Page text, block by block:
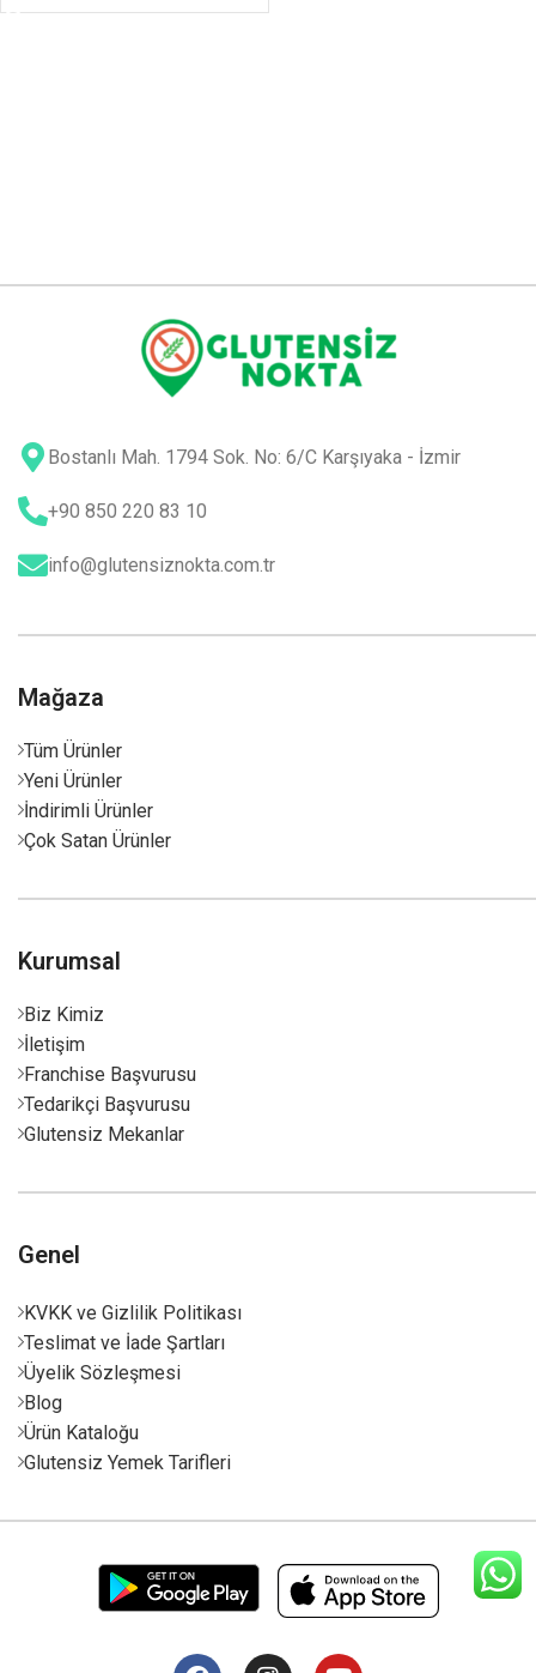
Bostanlı Mah. 1794 Sok. No: 6/C Karşıyaka - İzmir
+90 850 220 83 10
info@glutensiznokta.com.tr
Mağaza
Tüm Ürünler
Yeni Ürünler
İndirimli Ürünler
Çok Satan Ürünler
Kurumsal
Biz Kimiz
İletişim
Franchise Başvurusu
Tedarikçi Başvurusu
Glutensiz Mekanlar
Genel
KVKK ve Gizlilik Politikası
Teslimat ve İade Şartları
Üyelik Sözleşmesi
Blog
Ürün Kataloğu
Glutensiz Yemek Tarifleri